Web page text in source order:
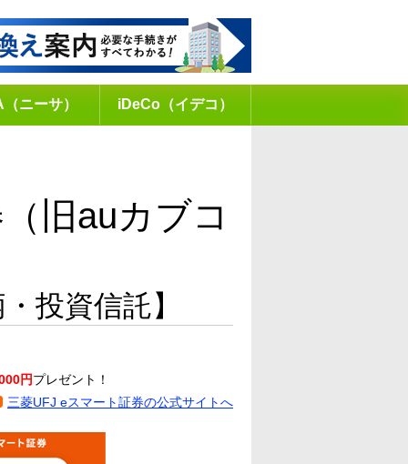
（ニーサ） iDeCo（イデコ）
旧auカブコ
投資信託】
円プレゼント！
三菱UFJ eスマート証券の公式サイトへ